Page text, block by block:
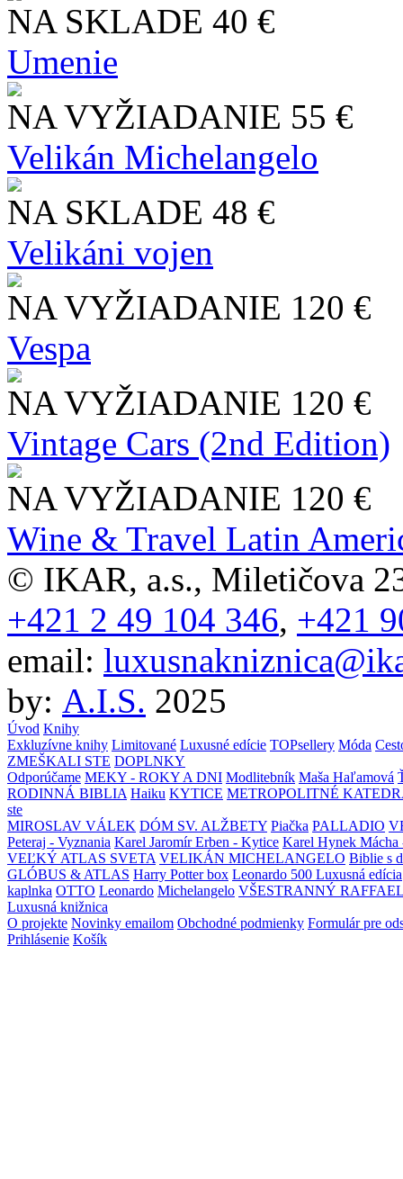
NA SKLADE 40 €
Umenie
NA VYŽIADANIE 55 €
Velikán Michelangelo
NA SKLADE 48 €
Velikáni vojen
NA VYŽIADANIE 120 €
Vespa
NA VYŽIADANIE 120 €
Vintage Cars (2nd Edition)
NA VYŽIADANIE 120 €
Wine & Travel Latin
© IKAR, a.s., Miletičova
+421 2 49 104 346, +421
email:
by: A.I.S. 2025
Úvod Knihy
Exkluzívne knihy Limitované Luxusné edície TOPsellery Móda
ZMEŠKALI STE DOPLNKY
Odporúčame MEKY - ROKY A DNI Modlitebník Maša Haľamová
RODINNÁ BIBLIA Haiku KYTICE METROPOLITNÉ
ste
MIROSLAV VÁLEK DÓM SV. ALŽBETY Piačka PALLADIO
Peteraj - Vyznania Karel Jaromír Erben - Kytice Karel Hynek Mácha
VEĽKÝ ATLAS SVETA VELIKÁN MICHELANGELO Biblie s
GLÓBUS & ATLAS Harry Potter box Leonardo 500 Luxusná edícia
kaplnka OTTO Leonardo Michelangelo VŠESTRANNÝ
Luxusná knižnica
O projekte Novinky emailom Obchodné podmienky Formulár pre
Prihlásenie Košík